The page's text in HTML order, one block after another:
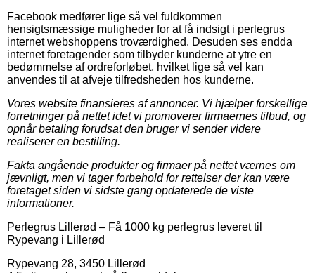
Facebook medfører lige så vel fuldkommen
hensigtsmæssige muligheder for at få indsigt i perlegrus
internet webshoppens troværdighed. Desuden ses endda
internet foretagender som tilbyder kunderne at ytre en
bedømmelse af ordreforløbet, hvilket lige så vel kan
anvendes til at afveje tilfredsheden hos kunderne.
Vores website finansieres af annoncer. Vi hjælper forskellige
forretninger på nettet idet vi promoverer firmaernes tilbud, og
opnår betaling forudsat den bruger vi sender videre
realiserer en bestilling.
Fakta angående produkter og firmaer på nettet værnes om
jævnligt, men vi tager forbehold for rettelser der kan være
foretaget siden vi sidste gang opdaterede de viste
informationer.
Perlegrus Lillerød – Få 1000 kg perlegrus leveret til
Rypevang i Lillerød
Rypevang 28, 3450 Lillerød